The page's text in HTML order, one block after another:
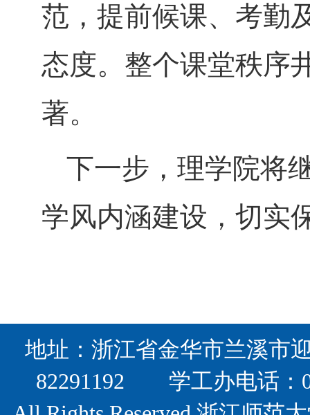
范，提前候课、考勤
态度。整个课堂秩序
著。
下一步，理学院将
学风内涵建设，切实
地址：浙江省金华市兰溪
82291192 学工办电话